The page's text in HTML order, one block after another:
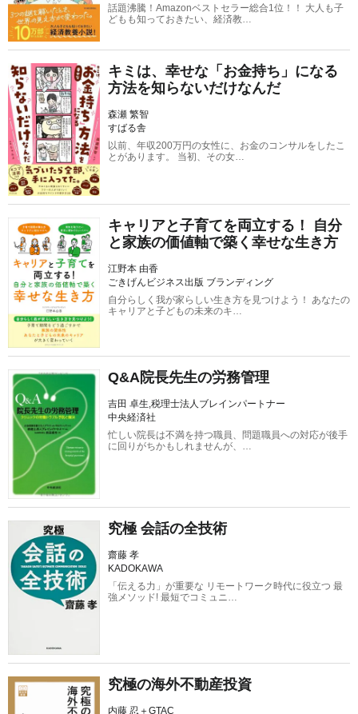
話題沸騰！Amazonベストセラー総合1位！！ 大人も子
どもも知っておきたい、経済教…
キミは、幸せな「お金持ち」になる
方法を知らないだけなんだ
森瀬 繁智
すばる舎
以前、年収200万円の女性に、お金のコンサルをしたこ
とがあります。 当初、その女…
キャリアと子育てを両立する！ 自分
と家族の価値軸で築く幸せな生き方
江野本 由香
ごきげんビジネス出版 ブランディング
自分らしく我が家らしい生き方を見つけよう！ あなたの
キャリアと子どもの未来のキ…
Q&A院長先生の労務管理
吉田 卓生,税理士法人ブレインパートナー
中央経済社
忙しい院長は不満を持つ職員、問題職員への対応が後手
に回りがちかもしれませんが、…
究極 会話の全技術
齋藤 孝
KADOKAWA
「伝える力」が重要な リモートワーク時代に役立つ 最
強メソッド! 最短でコミュニ…
究極の海外不動産投資
内藤 忍＋GTAC